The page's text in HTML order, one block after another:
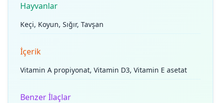
Hayvanlar
Keçi, Koyun, Sığır, Tavşan
İçerik
Vitamin A propiyonat, Vitamin D3, Vitamin E asetat
Benzer İlaçlar